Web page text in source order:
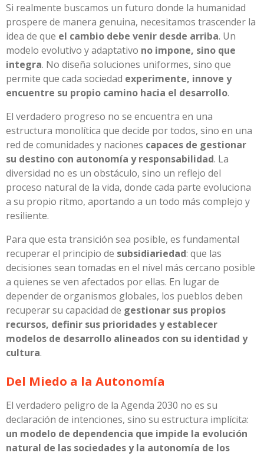
Si realmente buscamos un futuro donde la humanidad
prospere de manera genuina, necesitamos trascender la
idea de que el cambio debe venir desde arriba. Un
modelo evolutivo y adaptativo no impone, sino que
integra. No diseña soluciones uniformes, sino que
permite que cada sociedad experimente, innove y
encuentre su propio camino hacia el desarrollo.
El verdadero progreso no se encuentra en una
estructura monolítica que decide por todos, sino en una
red de comunidades y naciones capaces de gestionar
su destino con autonomía y responsabilidad. La
diversidad no es un obstáculo, sino un reflejo del
proceso natural de la vida, donde cada parte evoluciona
a su propio ritmo, aportando a un todo más complejo y
resiliente.
Para que esta transición sea posible, es fundamental
recuperar el principio de subsidiariedad: que las
decisiones sean tomadas en el nivel más cercano posible
a quienes se ven afectados por ellas. En lugar de
depender de organismos globales, los pueblos deben
recuperar su capacidad de gestionar sus propios
recursos, definir sus prioridades y establecer
modelos de desarrollo alineados con su identidad y
cultura.
Del Miedo a la Autonomía
El verdadero peligro de la Agenda 2030 no es su
declaración de intenciones, sino su estructura implícita:
un modelo de dependencia que impide la evolución
natural de las sociedades y la autonomía de los